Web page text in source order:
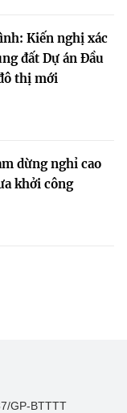
Kiến nghị xác
đất Dự án Đầu
thị mới
dừng nghỉ cao
khởi công
GP-BTTTT